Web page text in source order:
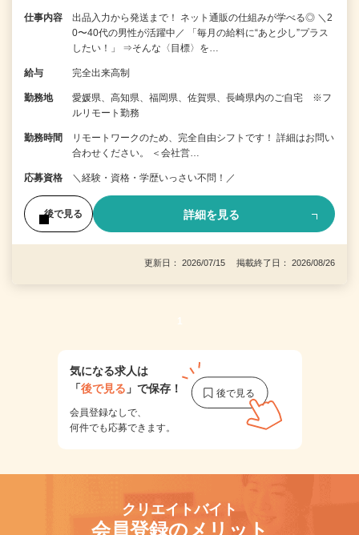
仕事内容
出品入力から発送まで！ ネット通販の仕組みが学べる◎ ＼2
0〜40代の男性が活躍中／ 「毎月の給料に“あと少し”プラス
したい！」 ⇒そんな〈目標〉を…
給与 完全出来高制
勤務地
愛媛県、高知県、福岡県、佐賀県、長崎県内のご自宅 ※フ
ルリモート勤務
勤務時間
リモートワークのため、完全自由シフトです！ 詳細はお問い
合わせください。 ＜会社営…
応募資格 ＼経験・資格・学歴いっさい不問！／
後で見る 詳細を見る
更新日： 2026/07/15 掲載終了日： 2026/08/26
1
気になる求人は
「後で見る 」で保存！
会員登録なしで、
何件でも応募できます。
クリエイトバイト
会員登録のメリット